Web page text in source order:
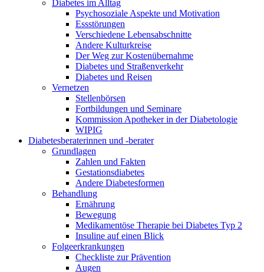
Diabetes im Alltag
Psychosoziale Aspekte und Motivation
Essstörungen
Verschiedene Lebensabschnitte
Andere Kulturkreise
Der Weg zur Kostenübernahme
Diabetes und Straßenverkehr
Diabetes und Reisen
Vernetzen
Stellenbörsen
Fortbildungen und Seminare
Kommission Apotheker in der Diabetologie
WIPIG
Diabetesberaterinnen und -berater
Grundlagen
Zahlen und Fakten
Gestationsdiabetes
Andere Diabetesformen
Behandlung
Ernährung
Bewegung
Medikamentöse Therapie bei Diabetes Typ 2
Insuline auf einen Blick
Folgeerkrankungen
Checkliste zur Prävention
Augen